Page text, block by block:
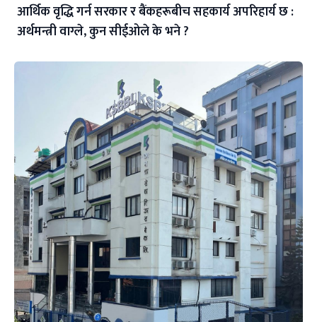
आर्थिक वृद्धि गर्न सरकार र बैंकहरूबीच सहकार्य अपरिहार्य छ :
अर्थमन्त्री वाग्ले, कुन सीईओले के भने ?